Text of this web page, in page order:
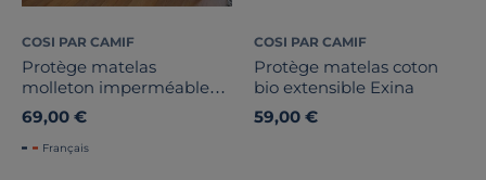
COSI PAR CAMIF
Protège matelas
molleton imperméable
coton bio Isaac
69,00 €
Français
COSI PAR CAMIF
Protège matelas coton
bio extensible Exina
59,00 €
Traitement
Prix